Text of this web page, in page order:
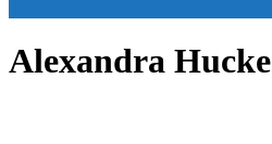
Alexandra Hucke